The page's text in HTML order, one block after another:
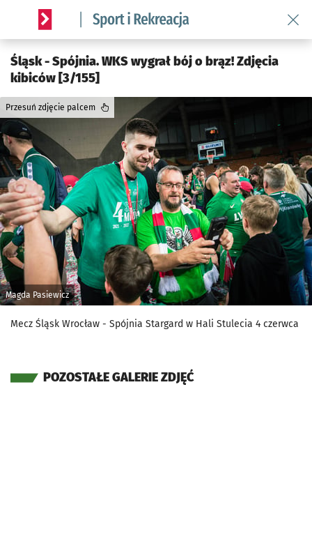
Serwis informacyjny wroclaw.pl podserwis: Sport i rekreacja
Śląsk - Spójnia. WKS wygrał bój o brąz! Zdjęcia
kibiców [3/155]
Magda Pasiewicz
Przesuń zdjęcie palcem
Mecz Śląsk Wrocław - Spójnia Stargard w Hali Stulecia 4 czerwca
POZOSTAŁE GALERIE ZDJĘĆ